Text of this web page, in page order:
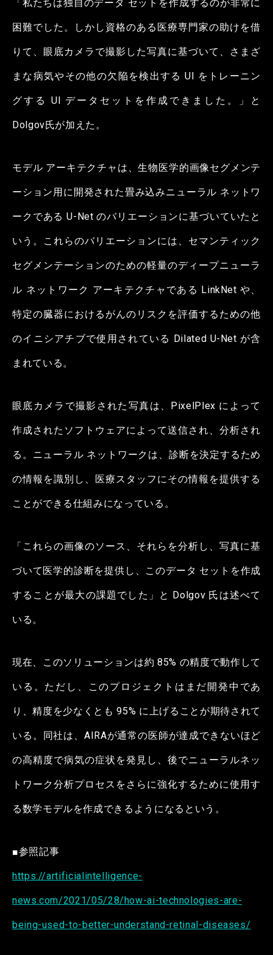
「私たちは独自のデータ セットを作成するのが非常に
困難でした。しかし資格のある医療専門家の助けを借
りて、眼底カメラで撮影した写真に基づいて、さまざ
まな病気やその他の欠陥を検出する UI をトレーニン
グする UI データセットを作成できました。」と
Dolgov氏が加えた。
モデル アーキテクチャは、生物医学的画像セグメンテ
ーション用に開発された畳み込みニューラル ネットワ
ークである U-Net のバリエーションに基づいていたと
いう。これらのバリエーションには、セマンティック
セグメンテーションのための軽量のディープニューラ
ル ネットワーク アーキテクチャである LinkNet や、
特定の臓器におけるがんのリスクを評価するための他
のイニシアチブで使用されている Dilated U-Net が含
まれている。
眼底カメラで撮影された写真は、PixelPlex によって
作成されたソフトウェアによって送信され、分析され
る。ニューラル ネットワークは、診断を決定するため
の情報を識別し、医療スタッフにその情報を提供する
ことができる仕組みになっている。
「これらの画像のソース、それらを分析し、写真に基
づいて医学的診断を提供し、このデータ セットを作成
することが最大の課題でした」と Dolgov 氏は述べて
いる。
現在、このソリューションは約 85% の精度で動作して
いる。ただし、このプロジェクトはまだ開発中であ
り、精度を少なくとも 95% に上げることが期待されて
いる。同社は、AIRAが通常の医師が達成できないほど
の高精度で病気の症状を発見し、後でニューラルネッ
トワーク分析プロセスをさらに強化するために使用す
る数学モデルを作成できるようになるという。
■参照記事
https://artificialintelligence-
news.com/2021/05/28/how-ai-technologies-are-
being-used-to-better-understand-retinal-diseases/